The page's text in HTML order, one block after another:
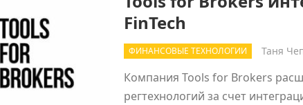
FinTech
ФИНАНСОВЫЕ ТЕХНОЛОГИИ Таня
Компания Tools for Brokers
регтехнологий за счет